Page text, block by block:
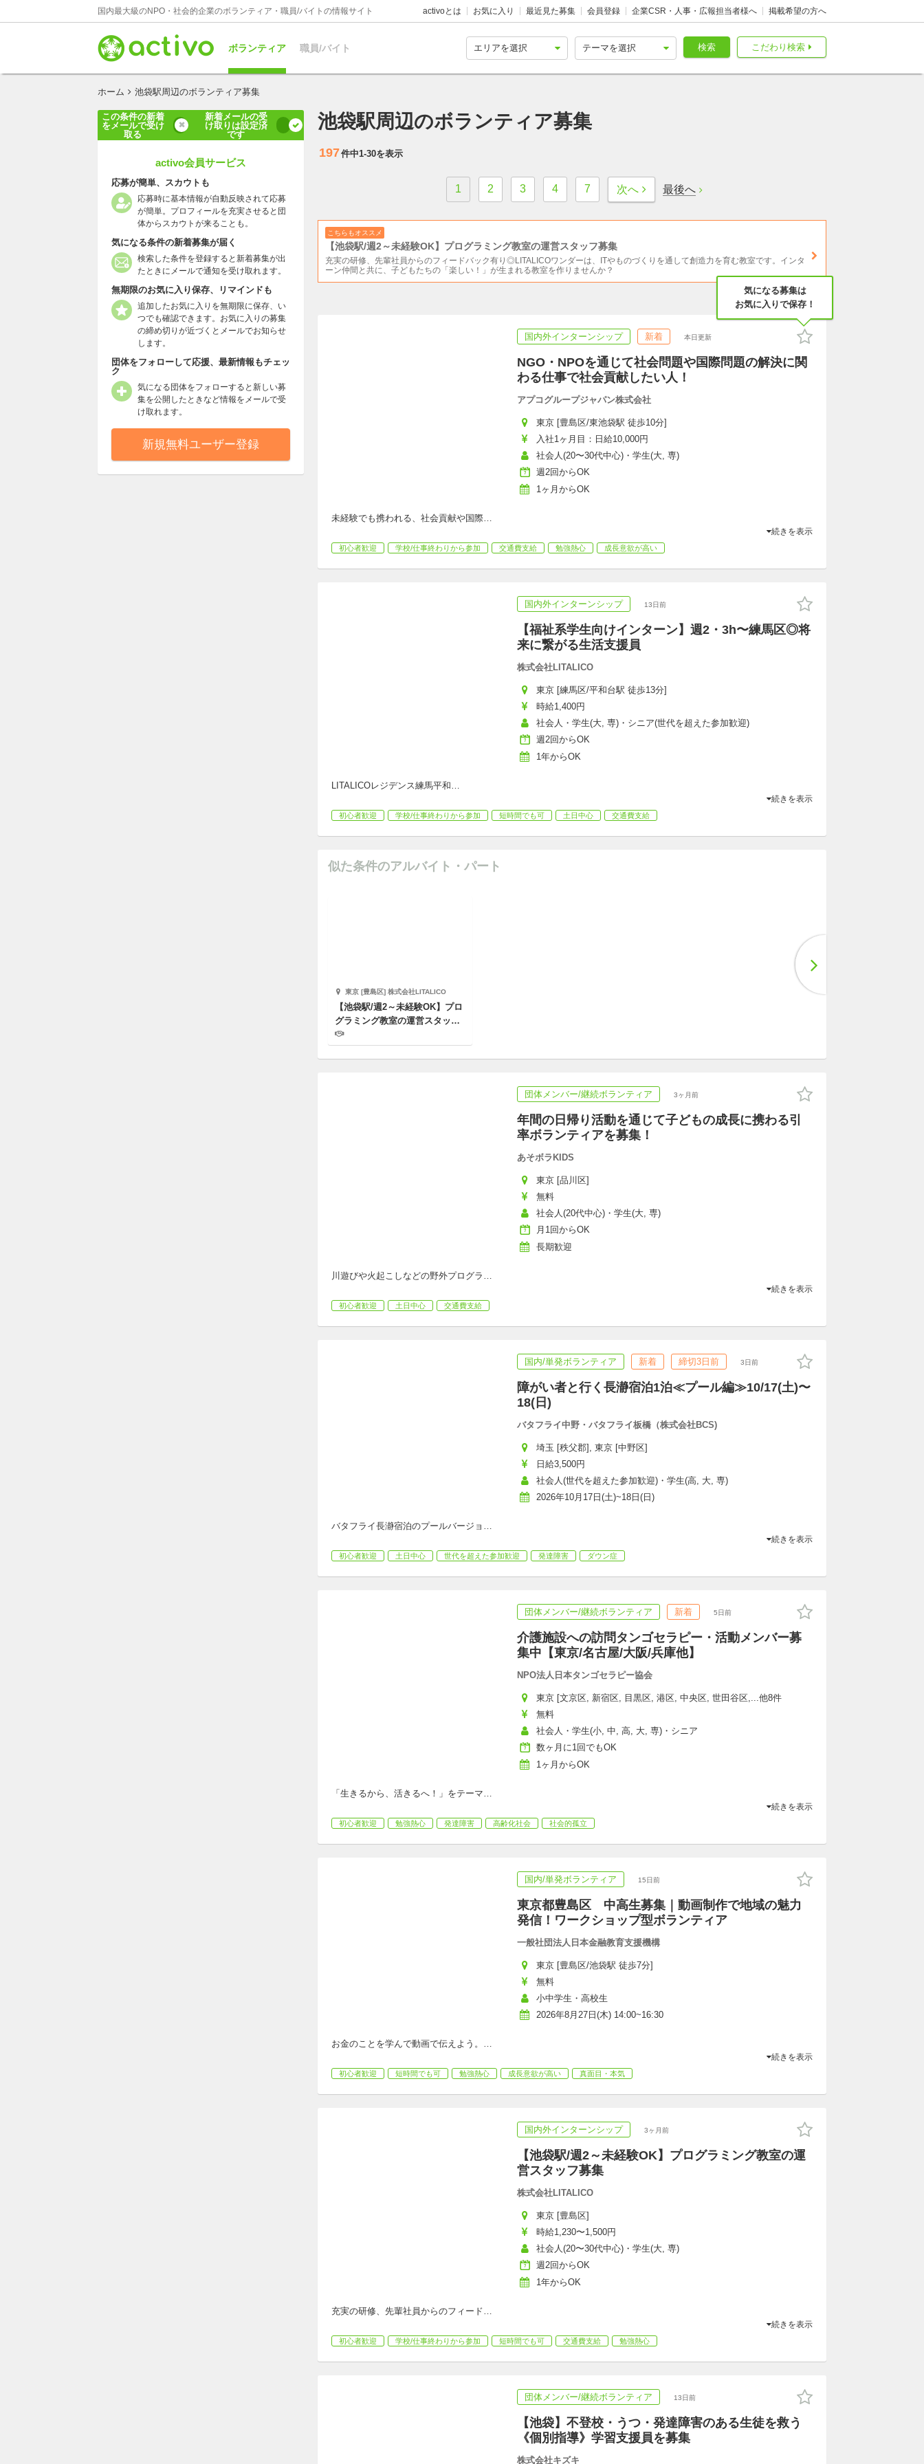
国内最大級のNPO・社会的企業のボランティア・職員/バイトの情報サイト activoとは お気に入り 最近見た募集 会員登録 企業CSR・人事・広報担当者様へ 掲載希望の方へ
ボランティア 職員/バイト こだわり検索
検索
ホーム 池袋駅周辺のボランティア募集
池袋駅周辺のボランティア募集
197件中1-30を表示
1 2 3 4 7 次へ 最後へ
こちらもオススメ
【池袋駅/週2～未経験OK】プログラミング教室の運営スタッフ募集
充実の研修、先輩社員からのフィードバック有り◎LITALICOワンダーは、ITやものづくりを通して創造力を育む教室です。インタ
ーン仲間と共に、子どもたちの「楽しい！」が生まれる教室を作りませんか？
気になる募集は
お気に入りで保存！
国内外インターンシップ 新着 本日更新
NGO・NPOを通じて社会問題や国際問題の解決に関
わる仕事で社会貢献したい人！
アプコグループジャパン株式会社
東京 [豊島区/東池袋駅 徒歩10分]
入社1ヶ月目：日給10,000円
社会人(20〜30代中心)・学生(大, 専)
週2回からOK
1ヶ月からOK
未経験でも携われる、社会貢献や国際…
続きを表示
初心者歓迎 学校/仕事終わりから参加 交通費支給 勉強熱心 成長意欲が高い
国内外インターンシップ 13日前
【福祉系学生向けインターン】週2・3h〜練馬区◎将
来に繋がる生活支援員
株式会社LITALICO
東京 [練馬区/平和台駅 徒歩13分]
時給1,400円
社会人・学生(大, 専)・シニア(世代を超えた参加歓迎)
週2回からOK
1年からOK
LITALICOレジデンス練馬平和…
続きを表示
初心者歓迎 学校/仕事終わりから参加 短時間でも可 土日中心 交通費支給
似た条件のアルバイト・パート
東京 [豊島区] 株式会社LITALICO
【池袋駅/週2～未経験OK】プロ
グラミング教室の運営スタッフ
募集
団体メンバー/継続ボランティア 3ヶ月前
年間の日帰り活動を通じて子どもの成長に携わる引
率ボランティアを募集！
あそボラKIDS
東京 [品川区]
無料
社会人(20代中心)・学生(大, 専)
月1回からOK
長期歓迎
川遊びや火起こしなどの野外プログラ …
続きを表示
初心者歓迎 土日中心 交通費支給
国内/単発ボランティア 新着 締切3日前 3日前
障がい者と行く長瀞宿泊1泊≪プール編≫10/17(土)〜
18(日)
バタフライ中野・バタフライ板橋（株式会社BCS)
埼玉 [秩父郡], 東京 [中野区]
日給3,500円
社会人(世代を超えた参加歓迎)・学生(高, 大, 専)
2026年10月17日(土)~18日(日)
バタフライ長瀞宿泊のプールバージョ …
続きを表示
初心者歓迎 土日中心 世代を超えた参加歓迎 発達障害 ダウン症
団体メンバー/継続ボランティア 新着 5日前
介護施設への訪問タンゴセラピー・活動メンバー募
集中【東京/名古屋/大阪/兵庫他】
NPO法人日本タンゴセラピー協会
東京 [文京区, 新宿区, 目黒区, 港区, 中央区, 世田谷区,...他8件
無料
社会人・学生(小, 中, 高, 大, 専)・シニア
数ヶ月に1回でもOK
1ヶ月からOK
「生きるから、活きるへ！」をテーマ…
続きを表示
初心者歓迎 勉強熱心 発達障害 高齢化社会 社会的孤立
国内/単発ボランティア 15日前
東京都豊島区 中高生募集｜動画制作で地域の魅力
発信！ワークショップ型ボランティア
一般社団法人日本金融教育支援機構
東京 [豊島区/池袋駅 徒歩7分]
無料
小中学生・高校生
2026年8月27日(木) 14:00~16:30
お金のことを学んで動画で伝えよう。 …
続きを表示
初心者歓迎 短時間でも可 勉強熱心 成長意欲が高い 真面目・本気
国内外インターンシップ 3ヶ月前
【池袋駅/週2～未経験OK】プログラミング教室の運
営スタッフ募集
株式会社LITALICO
東京 [豊島区]
時給1,230〜1,500円
社会人(20〜30代中心)・学生(大, 専)
週2回からOK
1年からOK
充実の研修、先輩社員からのフィード…
続きを表示
初心者歓迎 学校/仕事終わりから参加 短時間でも可 交通費支給 勉強熱心
団体メンバー/継続ボランティア 13日前
【池袋】不登校・うつ・発達障害のある生徒を救う
《個別指導》学習支援員を募集
株式会社キズキ
この条件の新着
をメールで受け
取る
新着メールの受
け取りは設定済
です
activo会員サービス
応募が簡単、スカウトも
応募時に基本情報が自動反映されて応募
が簡単。プロフィールを充実させると団
体からスカウトが来ることも。
気になる条件の新着募集が届く
検索した条件を登録すると新着募集が出
たときにメールで通知を受け取れます。
無期限のお気に入り保存、リマインドも
追加したお気に入りを無期限に保存、い
つでも確認できます。お気に入りの募集
の締め切りが近づくとメールでお知らせ
します。
団体をフォローして応援、最新情報もチェッ
ク
気になる団体をフォローすると新しい募
集を公開したときなど情報をメールで受
け取れます。
新規無料ユーザー登録